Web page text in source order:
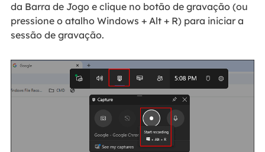
da Barra de Jogo e clique no botão de gravação (ou
pressione o atalho Windows + Alt + R) para iniciar a
sessão de gravação.